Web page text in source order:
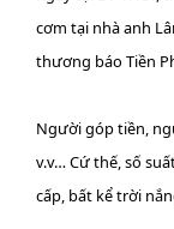
cơm tại nhà anh
thương báo Tiền
Người góp tiền,
v.v… Cứ thế, số
cấp, bất kể trời